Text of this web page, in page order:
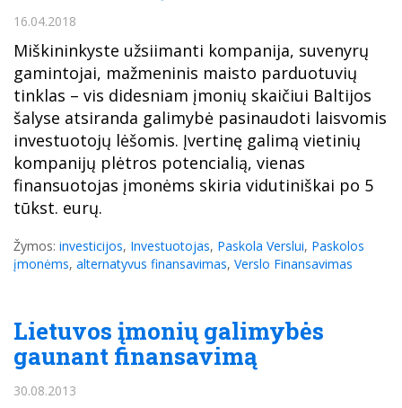
16.04.2018
Miškininkyste užsiimanti kompanija, suvenyrų
gamintojai, mažmeninis maisto parduotuvių
tinklas – vis didesniam įmonių skaičiui Baltijos
šalyse atsiranda galimybė pasinaudoti laisvomis
investuotojų lėšomis. Įvertinę galimą vietinių
kompanijų plėtros potencialią, vienas
finansuotojas įmonėms skiria vidutiniškai po 5
tūkst. eurų.
Žymos: investicijos, Investuotojas, Paskola Verslui, Paskolos
įmonėms, alternatyvus finansavimas, Verslo Finansavimas
Lietuvos įmonių galimybės
gaunant finansavimą
30.08.2013